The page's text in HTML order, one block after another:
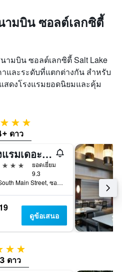
ามบิน ซอลต์เลกซิตี้
ามบิน ซอลต์เลกซิตี้ Salt Lake
าและระดับที่แตกต่างกัน สำหรับ
สดงโรงแรมยอดนิยมและคุ้ม
4 ดาว
ดาว
โรงแรมเดอะแกรนด์อเมริกา
ยอดเยี่ยม
9.3
555 South Main Street, ซอลต์เลกซิตี้, UT, สหรัฐอเมริกา
ดูข้อเสนอ
3 ดาว
3 ดาว